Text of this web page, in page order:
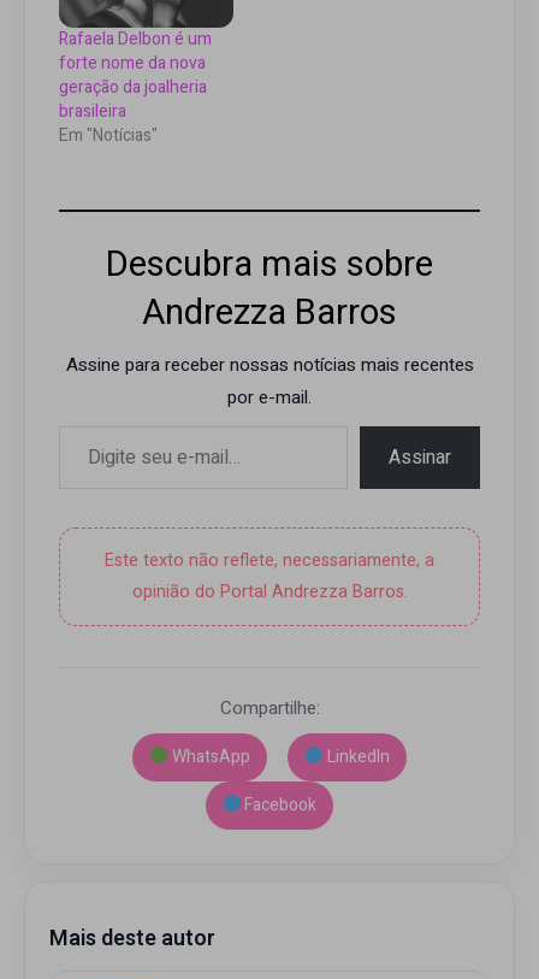
Rafaela Delbon é um
forte nome da nova
geração da joalheria
brasileira
Em "Notícias"
Descubra mais sobre
Andrezza Barros
Assine para receber nossas notícias mais recentes
por e-mail.
Assinar
Este texto não reflete, necessariamente, a
opinião do Portal Andrezza Barros.
Compartilhe:
WhatsApp
LinkedIn
Facebook
Mais deste autor